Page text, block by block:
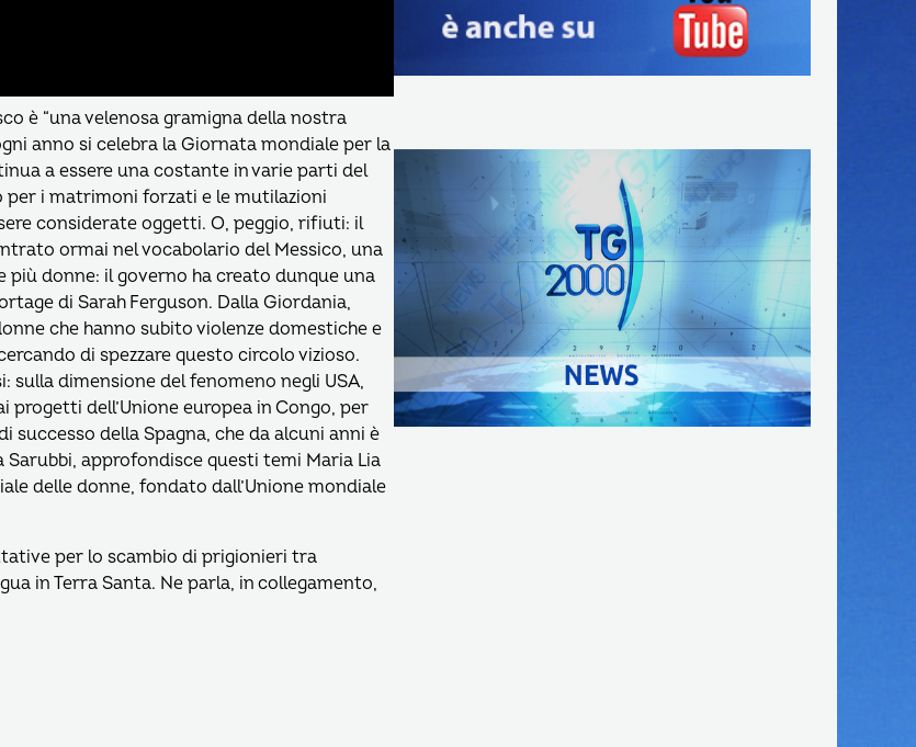
è “una velenosa gramigna della nostra
anno si celebra la Giornata mondiale per la
a essere una costante in varie parti del
per i matrimoni forzati e le mutilazioni
considerate oggetti. O, peggio, rifiuti: il
ormai nel vocabolario del Messico, una
più donne: il governo ha creato dunque una
di Sarah Ferguson. Dalla Giordania,
che hanno subito violenze domestiche e
di spezzare questo circolo vizioso.
dimensione del fenomeno negli USA,
dell’Unione europea in Congo, per
della Spagna, che da alcuni anni è
approfondisce questi temi Maria Lia
delle donne, fondato dall’Unione mondiale
per lo scambio di prigionieri tra
in Terra Santa. Ne parla, in collegamento,